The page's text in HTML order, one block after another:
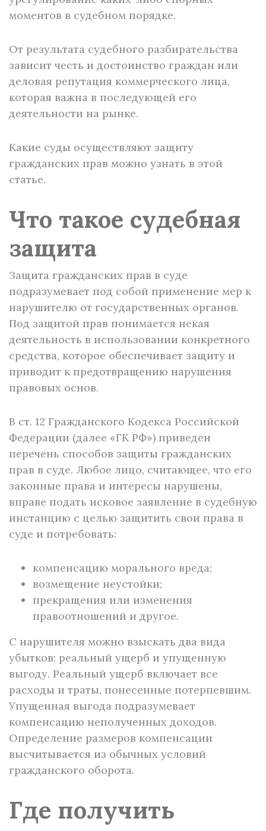
моментов в судебном порядке.
От результата судебного разбирательства
зависит честь и достоинство граждан или
деловая репутация коммерческого лица,
которая важна в последующей его
деятельности на рынке.
Какие суды осуществляют защиту
гражданских прав можно узнать в этой
статье.
Что такое судебная
защита
Защита гражданских прав в суде
подразумевает под собой применение мер к
нарушителю от государственных органов.
Под защитой прав понимается некая
деятельность в использовании конкретного
средства, которое обеспечивает защиту и
приводит к предотвращению нарушения
правовых основ.
В ст. 12 Гражданского Кодекса Российской
Федерации (далее «ГК РФ») приведен
перечень способов защиты гражданских
прав в суде. Любое лицо, считающее, что его
законные права и интересы нарушены,
вправе подать исковое заявление в судебную
инстанцию с целью защитить свои права в
суде и потребовать:
компенсацию морального вреда;
возмещение неустойки;
прекращения или изменения
правоотношений и другое.
С нарушителя можно взыскать два вида
убытков: реальный ущерб и упущенную
выгоду. Реальный ущерб включает все
расходы и траты, понесенные потерпевшим.
Упущенная выгода подразумевает
компенсацию неполученных доходов.
Определение размеров компенсации
высчитывается из обычных условий
гражданского оборота.
Где получить